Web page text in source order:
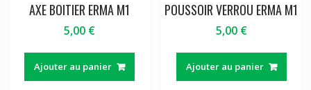
AXE BOITIER ERMA M1
5,00 €
Ajouter au panier
POUSSOIR VERROU ERMA M1
5,00 €
Ajouter au panier